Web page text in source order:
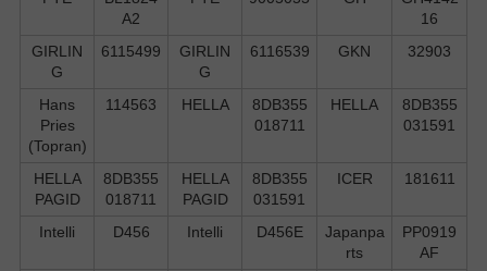
A2
16
GIRLIN
G
6115499
GIRLIN
G
6116539 GKN 32903
Hans
Pries
(Topran)
114563 HELLA
8DB355
018711
HELLA
8DB355
031591
HELLA
PAGID
8DB355
018711
HELLA
PAGID
8DB355
031591
ICER 181611
Intelli D456 Intelli D456E
Japanpa
rts
PP0919
AF